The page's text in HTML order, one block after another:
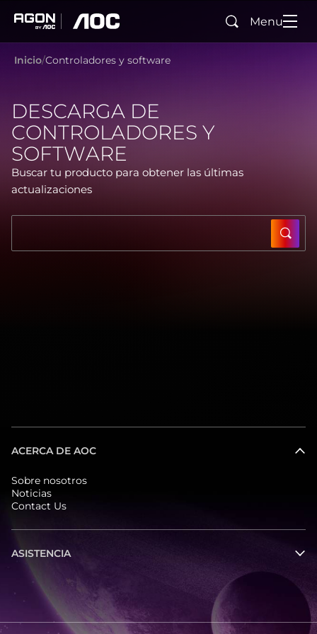
agon aoc
BuscarMenu
Inicio Controladores y software
DESCARGA DE
CONTROLADORES Y
SOFTWARE
Buscar tu producto para obtener las últimas
actualizaciones
ACERCA DE AOC
Sobre nosotros
Noticias
Contact Us
ASISTENCIA